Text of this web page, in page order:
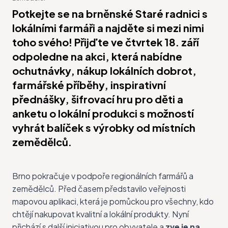
Potkejte se na brněnské Staré radnici s
lokálními farmáři a najděte si mezi nimi
toho svého! Přijďte ve čtvrtek 18. září
odpoledne na akci, která nabídne
ochutnávky, nákup lokálních dobrot,
farmářské příběhy, inspirativní
přednášky, šifrovací hru pro děti a
anketu o lokální produkci s možností
vyhrát balíček s výrobky od místních
zemědělců.
Brno pokračuje v podpoře regionálních farmářů a
zemědělců. Před časem představilo veřejnosti
mapovou aplikaci, která je pomůckou pro všechny, kdo
chtějí nakupovat kvalitní a lokální produkty. Nyní